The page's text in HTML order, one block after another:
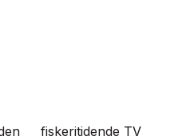
fiskeritidende TV